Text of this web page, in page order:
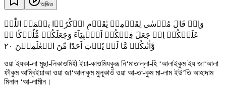
অডিও
وَاِذۡ قَالَ مُوۡسٰی لِقَوۡمِہٖ یٰقَوۡمِ اذۡکُرُوۡا نِعۡمَۃَ اللّٰہِ
عَلَیۡکُمۡ اِذۡ جَعَلَ فِیۡکُمۡ اَنۡۢبِیَآءَ وَجَعَلَکُمۡ مُّلُوۡکًا ٭ۖ
وَّاٰتٰىکُمۡ مَّا لَمۡ یُؤۡتِ اَحَدًا مِّنَ الۡعٰلَمِیۡنَ ٢۰
ওয়া ইযকা-লা মূছা-লিকাওমিহী ইয়া-কাওমিযকুরূ নি‘মাতাল্লা-হি ‘আলাইকুম ইয জা‘আলা
ফীকুম আম্বিইয়াআ ওয়া জা‘আলাকুম মুলূকাওঁ ওয়া আ-তা-কুম মা-লাম ইউ’তি আহাদাম
মিনাল ‘আ-লামীন।